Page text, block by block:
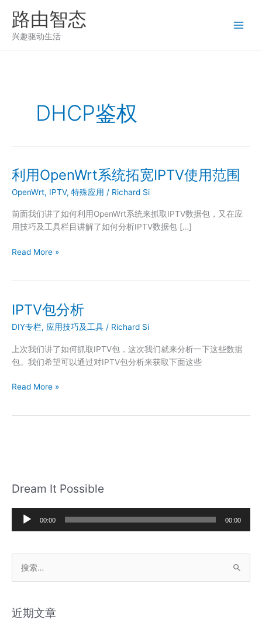
路由智态
兴趣驱动生活
DHCP鉴权
利用OpenWrt系统拓宽IPTV使用范围
OpenWrt, IPTV, 特殊应用 / Richard Si
前面我们讲了如何利用OpenWrt系统来抓取IPTV数据包，又在应
用技巧及工具栏目讲解了如何分析IPTV数据包 […]
利
统
拓
宽
使
用
Read More »
IPTV包分析
DIY专栏, 应用技巧及工具 / Richard Si
上次我们讲了如何抓取IPTV包，这次我们就来分析一下这些数据
包。我们希望可以通过对IPTV包分析来获取下面这些
IPTV
Read More »
Dream It Possible
频
00:00 00:00
近期文章